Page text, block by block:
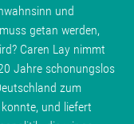
und
getan werden,
Caren Lay nimmt
Jahre schonungslos
zum
und liefert